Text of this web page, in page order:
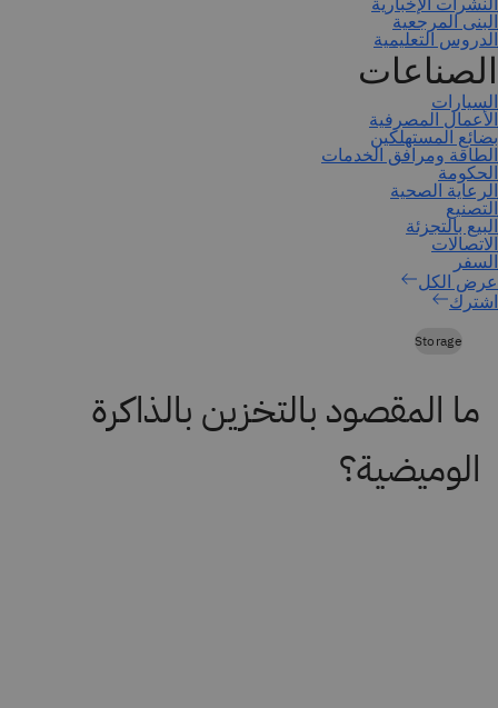
اشترك
Storage
ما المقصود بالتخزين بالذاكرة
الوميضية؟